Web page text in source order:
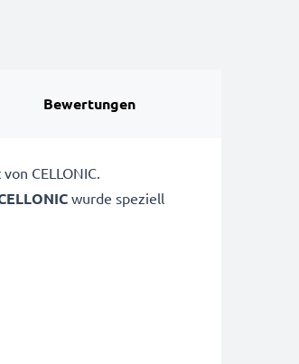
Bewertungen
CELLONIC.
wurde speziell